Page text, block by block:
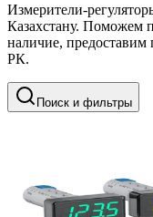
Измерители-
Казахстану. Поможем
наличие, предоставим
РК.
Поиск и фильтры